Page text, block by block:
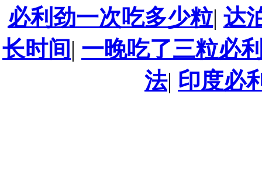
必利劲一次吃多少粒| 达
长时间 | 一晚吃了三粒必
法| 印度必